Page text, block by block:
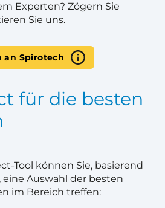
Experten? Zögern Sie
Sie uns.
an Spirotech
für die besten
Tool können Sie, basierend
Auswahl der besten
im Bereich treffen: